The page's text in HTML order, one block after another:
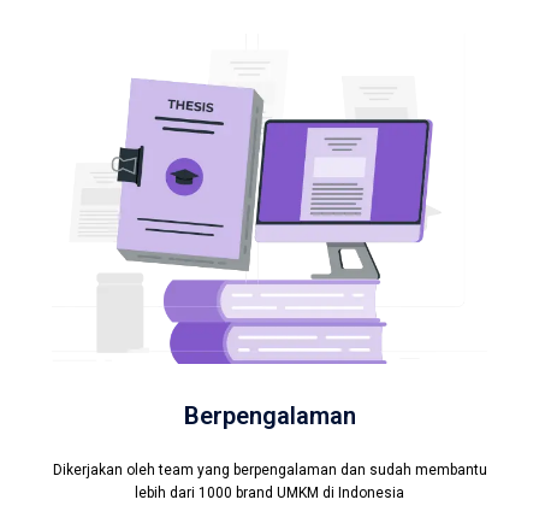
Berpengalaman
Dikerjakan oleh team yang berpengalaman dan sudah membantu
lebih dari 1000 brand UMKM di Indonesia